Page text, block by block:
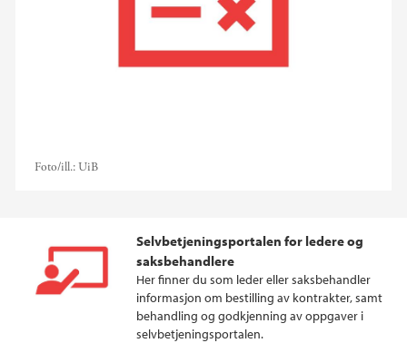
Foto/ill.:UiB
Selvbetjeningsportalen for ledere og
saksbehandlere
Her finner du som leder eller saksbehandler
informasjon om bestilling av kontrakter, samt
behandling og godkjenning av oppgaver i
selvbetjeningsportalen.